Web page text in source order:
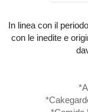
In linea con il
con le inedite e
*
*